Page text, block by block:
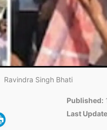
Ravindra Singh Bhati
Published:
Last